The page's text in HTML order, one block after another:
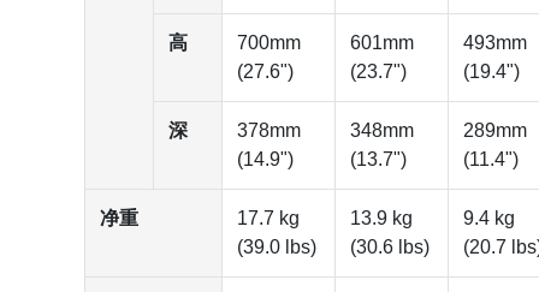
高
700mm
(27.6")
601mm
(23.7")
493mm
(19.4")
深
378mm
(14.9")
348mm
(13.7")
289mm
(11.4")
净重
17.7 kg
(39.0 lbs)
13.9 kg
(30.6 lbs)
9.4 kg
(20.7